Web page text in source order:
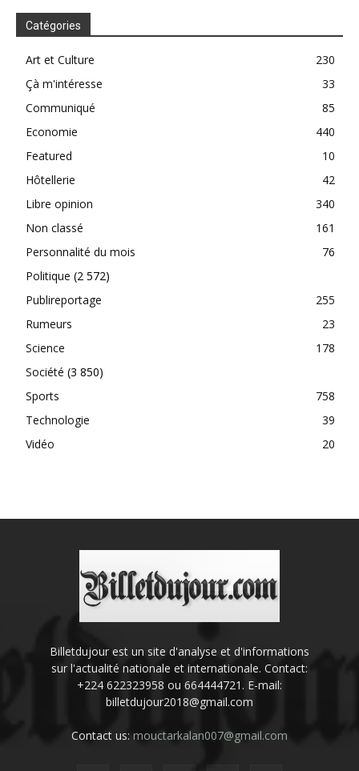
Catégories
Art et Culture
230
Çà m'intéresse
33
Communiqué
85
Economie
440
Featured
10
Hôtellerie
42
Libre opinion
340
Non classé
161
Personnalité du mois
76
Politique (2 572)
Publireportage
255
Rumeurs
23
Science
178
Société (3 850)
Sports
758
Technologie
39
Vidéo
20
Billetdujour est un site d'analyse et d'informations
sur l'actualité nationale et internationale. Contact:
+224 622323958 ou 664444721. E-mail:
billetdujour2018@gmail.com
Contact us: mouctarkalan007@gmail.com